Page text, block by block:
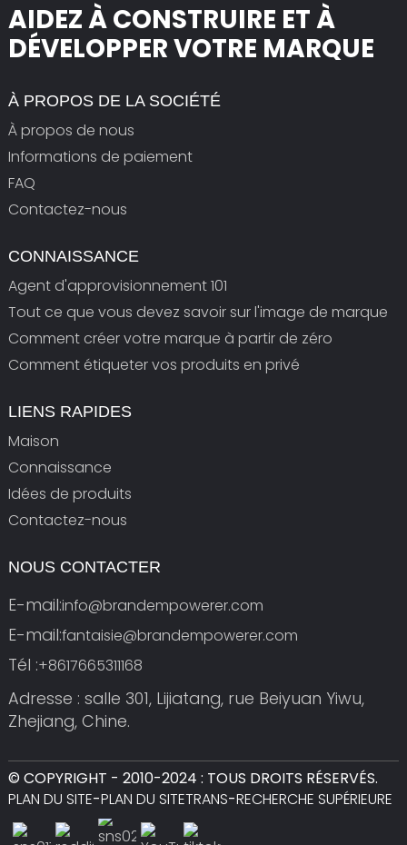
AIDEZ À CONSTRUIRE ET À
DÉVELOPPER VOTRE MARQUE
À PROPOS DE LA SOCIÉTÉ
À propos de nous
Informations de paiement
FAQ
Contactez-nous
CONNAISSANCE
Agent d'approvisionnement 101
Tout ce que vous devez savoir sur l'image de marque
Comment créer votre marque à partir de zéro
Comment étiqueter vos produits en privé
LIENS RAPIDES
Maison
Connaissance
Idées de produits
Contactez-nous
NOUS CONTACTER
E-mail:info@brandempowerer.com
E-mail:fantaisie@brandempowerer.com
Tél :+8617665311168
Adresse : salle 301, Lijiatang, rue Beiyuan Yiwu,
Zhejiang, Chine.
© COPYRIGHT - 2010-2024 : TOUS DROITS RÉSERVÉS.
PLAN DU SITE-PLAN DU SITETRANS-RECHERCHE SUPÉRIEURE